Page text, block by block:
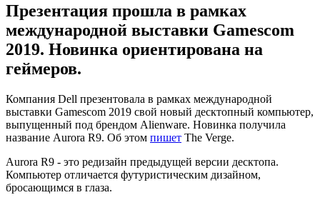
Презентация прошла в рамках
международной выставки Gamescom
2019. Новинка ориентирована на
геймеров.
Компания Dell презентовала в рамках международной
выставки Gamescom 2019 свой новый десктопный компьютер,
выпущенный под брендом Alienware. Новинка получила
название Aurora R9. Об этом пишет The Verge.
Aurora R9 - это редизайн предыдущей версии десктопа.
Компьютер отличается футуристическим дизайном,
бросающимся в глаза.